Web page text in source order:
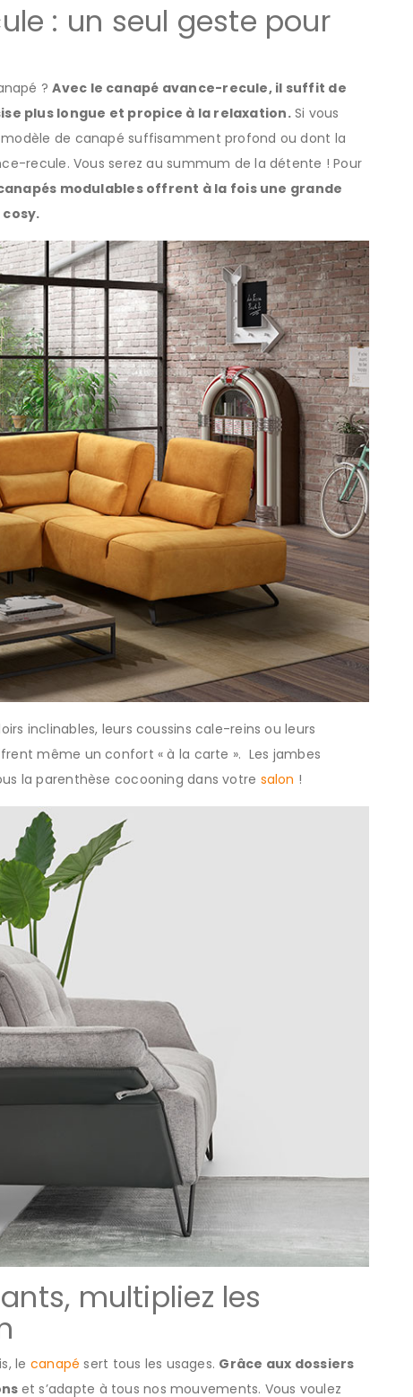
: un seul geste pour
?Avec le canapé avance-recule, il suffit de
plus longue et propice à la relaxation.Si vous
de canapé suffisamment profond ou dont la
recule. Vous serez au summum de la détente ! Pour
modulables offrent à la fois une grande
inclinables, leurs coussins cale-reins ou leurs
même un confort « à la carte ». Les jambes
la parenthèse cocooning dans votre salon !
multipliez les
le canapé sert tous les usages. Grâce aux dossiers
et s’adapte à tous nos mouvements. Vous voulez